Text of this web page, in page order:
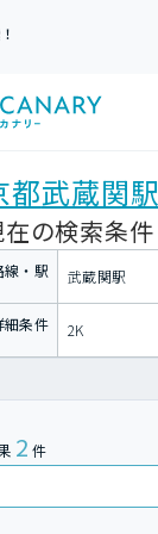
都武蔵関駅
の検索条件
線・駅 武蔵関駅
細条件 2K
2 件